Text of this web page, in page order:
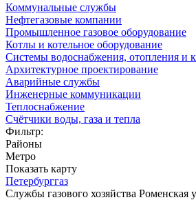
Коммунальные службы
Нефтегазовые компании
Промышленное газовое оборудование
Котлы и котельное оборудование
Системы водоснабжения, отопления и
Архитектурное проектирование
Аварийные службы
Инженерные коммуникации
Теплоснабжение
Счётчики воды, газа и тепла
Фильтр:
Районы
Метро
Показать карту
Петербурггаз
Службы газового хозяйства Роменская